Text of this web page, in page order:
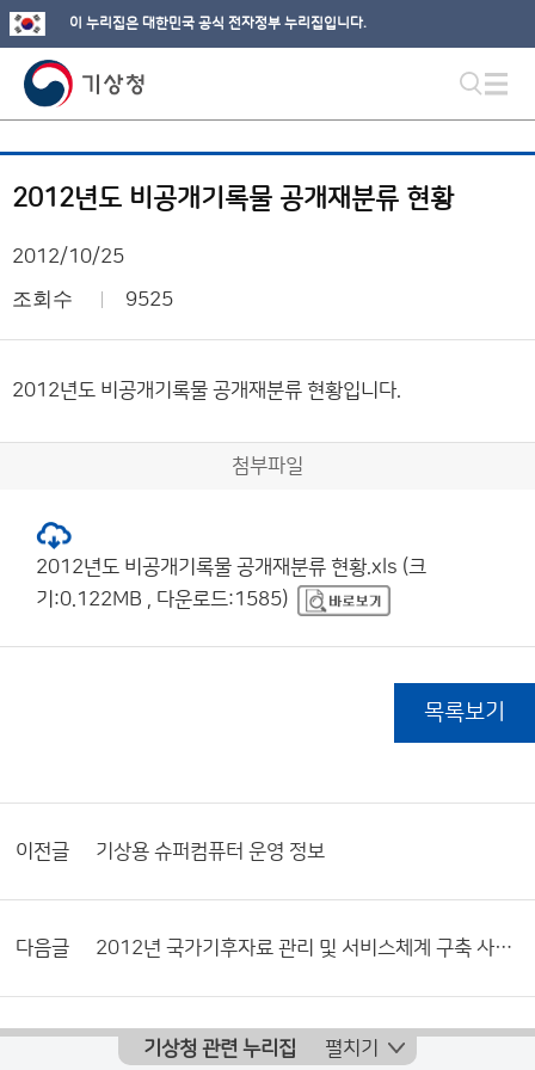
이 누리집은 대한민국 공식 전자정부 누리집입니다.
2012년도 비공개기록물 공개재분류 현황
2012/10/25
조회수 9525
2012년도 비공개기록물 공개재분류 현황입니다.
첨부파일
2012년도 비공개기록물 공개재분류 현황.xls (크
기:0.122MB , 다운로드:1585)
목록보기
이전글 기상용 슈퍼컴퓨터 운영 정보
다음글 2012년 국가기후자료 관리 및 서비스체계 구축 사업계획
기상청 관련 누리집 펼치기